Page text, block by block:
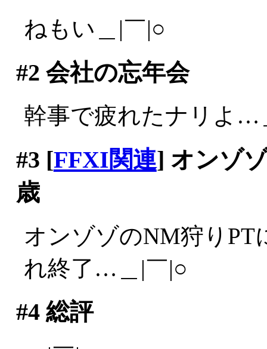
ねもい＿|￣|○
#2 会社の忘年会
幹事で疲れたナリよ…
#3 [FFXI関連] オンゾ
歳
オンゾゾのNM狩りPT
れ終了…＿|￣|○
#4総評